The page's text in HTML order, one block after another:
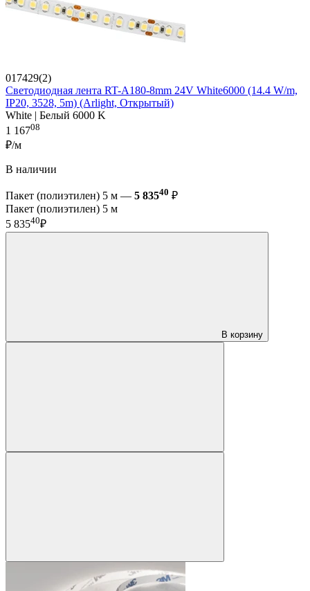
017429(2)
Светодиодная лента RT-A180-8mm 24V White6000 (14.4 W/m,
IP20, 3528, 5m) (Arlight, Открытый)
White | Белый 6000 K
1 16708
₽/м
В наличии
Пакет (полиэтилен) 5 м — 5 83540 ₽
Пакет (полиэтилен) 5 м
5 83540₽
В корзину